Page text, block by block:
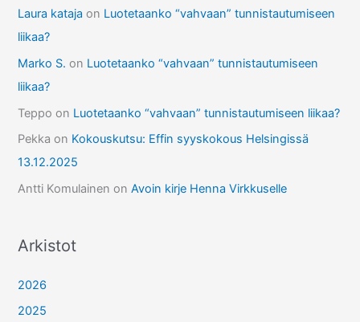
Laura kataja on Luotetaanko “vahvaan” tunnistautumiseen
liikaa?
Marko S. on Luotetaanko “vahvaan” tunnistautumiseen
liikaa?
Teppo on Luotetaanko “vahvaan” tunnistautumiseen liikaa?
Pekka on Kokouskutsu: Effin syyskokous Helsingissä
13.12.2025
Antti Komulainen onAvoin kirje Henna Virkkuselle
Arkistot
2026
2025